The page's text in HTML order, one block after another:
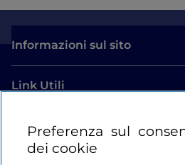
Informazioni sul sito
Link Utili
Login
Restiamo in contatto
Preferenza sul
dei cookie